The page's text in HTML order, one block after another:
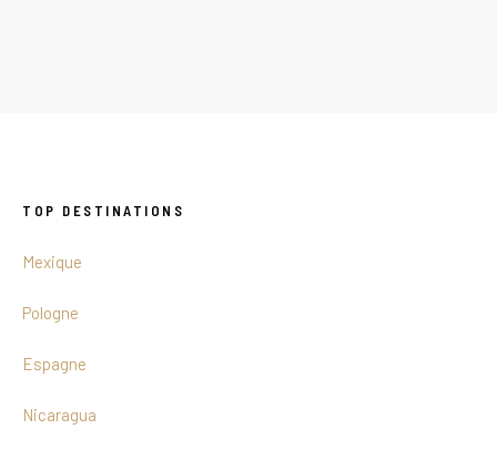
TOP DESTINATIONS
Mexique
Pologne
Espagne
Nicaragua